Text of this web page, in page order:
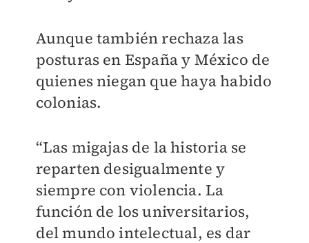
Aunque también rechaza las
posturas en España y México de
quienes niegan que haya habido
colonias.
“Las migajas de la historia se
reparten desigualmente y
siempre con violencia. La
función de los universitarios,
del mundo intelectual, es dar